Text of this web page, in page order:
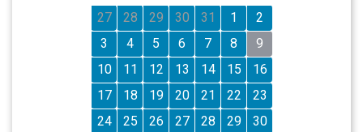
27
28 29 30 31 1
2
3
4 5 6 7 8
9
10
11 12 13 14 15
16
17
18 19 20 21 22
23
24
25 26 27 28 29 30